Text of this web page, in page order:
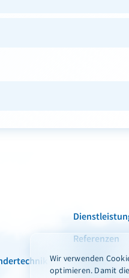
Referenzen
Aktuelles
Wir verwenden
optimieren. Damit